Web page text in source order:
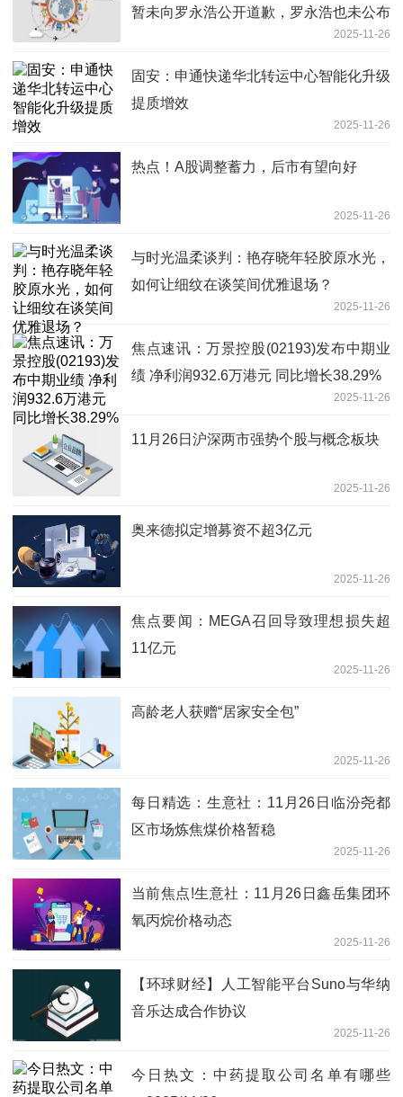
暂未向罗永浩公开道歉，罗永浩也未公布
2025-11-26
固安：申通快递华北转运中心智能化升级
提质增效
2025-11-26
热点！A股调整蓄力，后市有望向好
2025-11-26
与时光温柔谈判：艳存晓年轻胶原水光，
如何让细纹在谈笑间优雅退场？
2025-11-26
焦点速讯：万景控股(02193)发布中期业
绩 净利润932.6万港元 同比增长38.29%
2025-11-26
11月26日沪深两市强势个股与概念板块
2025-11-26
奥来德拟定增募资不超3亿元
2025-11-26
焦点要闻：MEGA召回导致理想损失超
11亿元
2025-11-26
高龄老人获赠“居家安全包”
2025-11-26
每日精选：生意社：11月26日临汾尧都
区市场炼焦煤价格暂稳
2025-11-26
当前焦点!生意社：11月26日鑫岳集团环
氧丙烷价格动态
2025-11-26
【环球财经】人工智能平台Suno与华纳
音乐达成合作协议
2025-11-26
今日热文：中药提取公司名单有哪些